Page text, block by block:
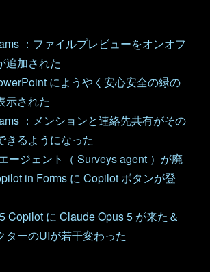
：ファイルプレビューをオンオフ
追加された
にようやく安心安全の緑の
示された
：メンションと連絡先共有がその
きるようになった
ージェント（ Surveys agent ）が廃
in Forms に Copilot ボタンが登
Copilot に Claude Opus 5 が来た＆
ターのUIが若干変わった